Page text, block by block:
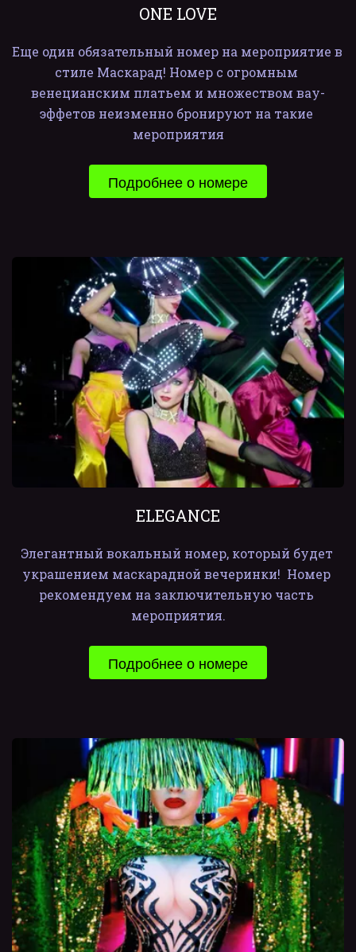
ONE LOVE
Еще один обязательный номер на мероприятие в
стиле Маскарад! Номер с огромным
венецианским платьем и множеством вау-
эффетов неизменно бронируют на такие
мероприятия
Подробнее о номере
ELEGANCE
Элегантный вокальный номер, который будет
украшением маскарадной вечеринки!  Номер
рекомендуем на заключительную часть
мероприятия.
Подробнее о номере